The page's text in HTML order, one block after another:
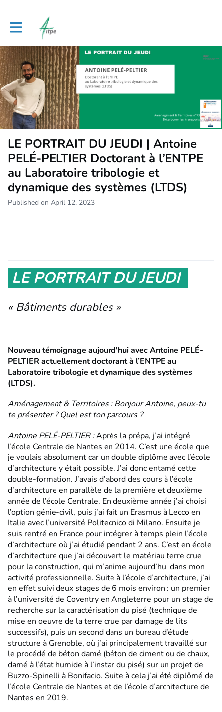
Toggle main navigation
LE PORTRAIT DU JEUDI | Antoine
PELÉ-PELTIER Doctorant à l’ENTPE
au Laboratoire tribologie et
dynamique des systèmes (LTDS)
Published on April 12, 2023
LE PORTRAIT DU JEUDI
« Bâtiments durables »
Nouveau témoignage aujourd'hui avec Antoine PELÉ-
PELTIER actuellement doctorant à l’ENTPE au
Laboratoire tribologie et dynamique des systèmes
(LTDS).
Aménagement & Territoires : Bonjour Antoine, peux-tu
te présenter ? Quel est ton parcours ?
Antoine PELÉ-PELTIER :Après la prépa, j’ai intégré
l’école Centrale de Nantes en 2014. C’est une école que
je voulais absolument car un double diplôme avec l’école
d’architecture y était possible. J’ai donc entamé cette
double-formation. J’avais d’abord des cours à l’école
d’architecture en parallèle de la première et deuxième
année de l’école Centrale. En deuxième année j’ai choisi
l’option génie-civil, puis j’ai fait un Erasmus à Lecco en
Italie avec l’université Politecnico di Milano. Ensuite je
suis rentré en France pour intégrer à temps plein l’école
d’architecture où j’ai étudié pendant 2 ans. C’est en école
d’architecture que j’ai découvert le matériau terre crue
pour la construction, qui m’anime aujourd’hui dans mon
activité professionnelle. Suite à l’école d’architecture, j’ai
en effet suivi deux stages de 6 mois environ : un premier
à l’université de Coventry en Angleterre pour un stage de
recherche sur la caractérisation du pisé (technique de
mise en oeuvre de la terre crue par damage de lits
successifs), puis un second dans un bureau d’étude
structure à Grenoble, où j’ai principalement travaillé sur
le procédé de béton damé (béton de ciment ou de chaux,
damé à l’état humide à l’instar du pisé) sur un projet de
Buzzo-Spinelli à Bonifacio. Suite à cela j’ai été diplômé de
l’école Centrale de Nantes et de l’école d’architecture de
Nantes en 2019.